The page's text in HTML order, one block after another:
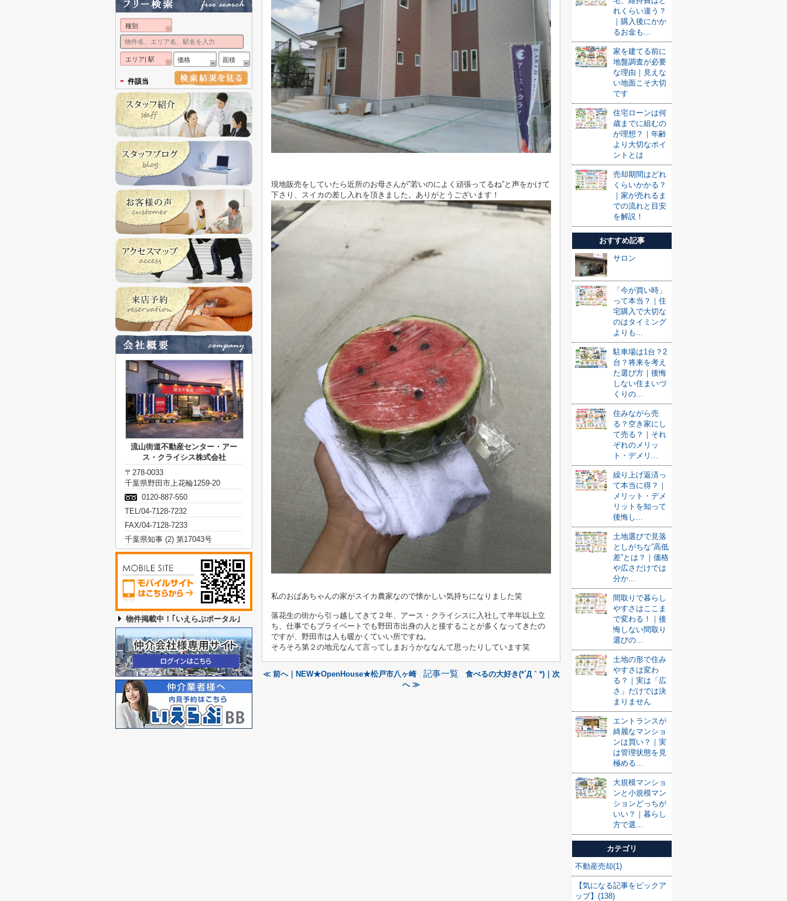
現地販売をしていたら近所のお母さんが”若いのによく頑張ってるね”と声をかけて
下さり、スイカの差し入れを頂きました。ありがとうございます！
私のおばあちゃんの家がスイカ農家なので懐かしい気持ちになりました笑
落花生の街から引っ越してきて２年、アース・クライシスに入社して半年以上立
ち、仕事でもプライベートでも野田市出身の人と接することが多くなってきたの
ですが、野田市は人も暖かくていい所ですね。
そろそろ第２の地元なんて言ってしまおうかななんて思ったりしています笑
≪ 前へ｜NEW★OpenHouse★松戸市八ヶ崎 記事一覧
食べるの大好き(*´Д｀*)｜次
へ ≫
れくらい違う？
｜購入後にかか
るお金も...
家を建てる前に
地盤調査が必要
な理由｜見えな
い地面こそ大切
です
住宅ローンは何
歳までに組むの
が理想？｜年齢
より大切なポイ
ントとは
売却期間はどれ
くらいかかる？
｜家が売れるま
での流れと目安
を解説！
おすすめ記事
サロン
「今が買い時」
って本当？｜住
宅購入で大切な
のはタイミング
よりも...
駐車場は1台？2
台？将来を考え
た選び方｜後悔
しない住まいづ
くりの...
住みながら売
る？空き家にし
て売る？｜それ
ぞれのメリッ
ト・デメリ...
繰り上げ返済っ
て本当に得？｜
メリット・デメ
リットを知って
後悔し...
土地選びで見落
としがちな”高低
差”とは？｜価格
や広さだけでは
分か...
間取りで暮らし
やすさはここま
で変わる！｜後
悔しない間取り
選びの...
土地の形で住み
やすさは変わ
る？｜実は「広
さ」だけでは決
まりません
エントランスが
綺麗なマンショ
ンは買い？｜実
は管理状態を見
極める...
大規模マンショ
ンと小規模マン
ションどっちが
いい？｜暮らし
方で選...
カテゴリ
不動産売却(1)
【気になる記事をピックア
ップ】(138)
種別
エリア| 駅 価格 面積
- 件該当
流山街道不動産センター・アー
ス・クライシス株式会社
〒278-0033
千葉県野田市上花輪1259-20
0120-887-550
TEL/04-7128-7232
FAX/04-7128-7233
千葉県知事 (2) 第17043号
物件掲載中！｢いえらぶポータル｣